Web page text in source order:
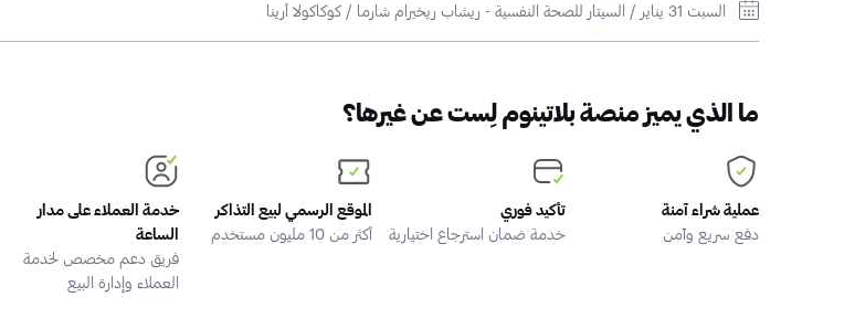
السبت 31 يناير / السيتار للصحة النفسية - ريشاب ريخيرام شارما / كوكاكولا أرينا
ما الذي يميز منصة بلاتينوم لِست عن غيرها؟
عملية شراء آمنة
دفع سريع وآمن
تأكيد فوري
خدمة ضمان استرجاع اختيارية
الموقع الرسمي لبيع التذاكر
أكثر من 10 مليون مستخدم
خدمة العملاء على مدار
الساعة
فريق دعم مخصص لخدمة
العملاء وإدارة البيع